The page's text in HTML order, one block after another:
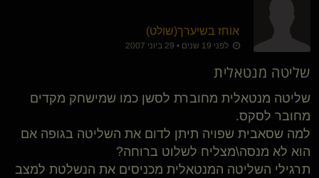
אוחז בשיערך​(שולט)
לפני 19 שנים • 29 ביוני 2007
שליטה מנטאלית
שליטה מנטאלית מחוברת לסשן כמו שמישחק מקדים
מחובר לסקס.
למה שסאבית שפויה תיתן לדום את השליטה בגופה אם
הוא לא מנסה\מצליח לשלוט ברוחה?
תרגילי השליטה המנטאלית מכניסים את הנשלטת למצב